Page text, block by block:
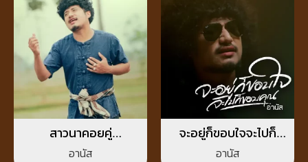
สาวนาคอยคู่
(Reproduced 2026)
อานัส
จะอยู่ก็ขอบใจจะไปก็
ขอบคุณ
อานัส